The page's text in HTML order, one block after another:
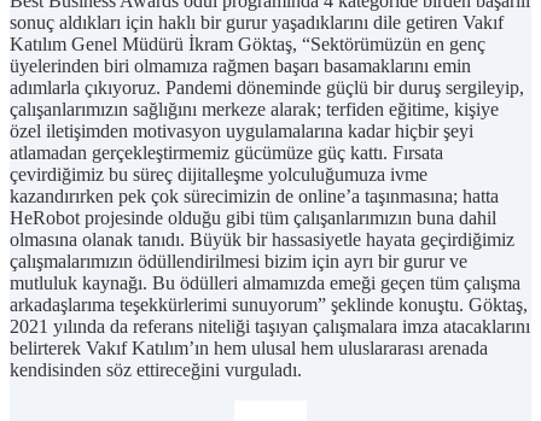
sonuç aldıkları için haklı bir gurur yaşadıklarını dile getiren Vakıf
Katılım Genel Müdürü İkram Göktaş, “Sektörümüzün en genç
üyelerinden biri olmamıza rağmen başarı basamaklarını emin
adımlarla çıkıyoruz. Pandemi döneminde güçlü bir duruş sergileyip,
çalışanlarımızın sağlığını merkeze alarak; terfiden eğitime, kişiye
özel iletişimden motivasyon uygulamalarına kadar hiçbir şeyi
atlamadan gerçekleştirmemiz gücümüze güç kattı. Fırsata
çevirdiğimiz bu süreç dijitalleşme yolculuğumuza ivme
kazandırırken pek çok sürecimizin de online’a taşınmasına; hatta
HeRobot projesinde olduğu gibi tüm çalışanlarımızın buna dahil
olmasına olanak tanıdı. Büyük bir hassasiyetle hayata geçirdiğimiz
çalışmalarımızın ödüllendirilmesi bizim için ayrı bir gurur ve
mutluluk kaynağı. Bu ödülleri almamızda emeği geçen tüm çalışma
arkadaşlarıma teşekkürlerimi sunuyorum” şeklinde konuştu. Göktaş,
2021 yılında da referans niteliği taşıyan çalışmalara imza atacaklarını
belirterek Vakıf Katılım’ın hem ulusal hem uluslararası arenada
kendisinden söz ettireceğini vurguladı.